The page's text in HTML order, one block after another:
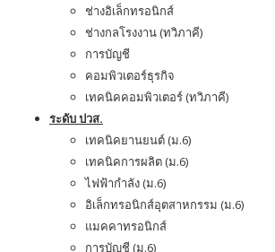
ช่างอิเล็กทรอนิกส์
ช่างกลโรงงาน (ทวิภาคี)
การบัญชี
คอมพิวเตอร์ธุรกิจ
เทคนิคคอมพิวเตอร์ (ทวิภาคี)
ระดับ ปวส.
เทคนิคยานยนต์ (ม.6)
เทคนิคการผลิต (ม.6)
ไฟฟ้ากำลัง (ม.6)
อิเล็กทรอนิกส์อุตสาหกรรม (ม.6)
แมคคาทรอนิกส์
การบัญชี (ม.6)